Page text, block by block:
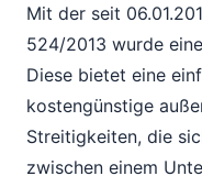
Mit der seit
524/2013 wurde
Diese bietet eine
kostengünstige
Streitigkeiten, die
zwischen einem